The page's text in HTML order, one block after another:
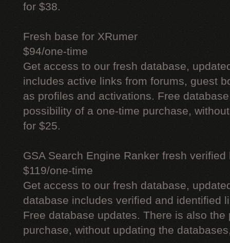
for $38.
Fresh base for XRumer
$94/one-time
Get access to our fresh database,
includes active links from forums, guest
as profiles and activations. Free
possibility of a one-time purchase,
for $25.
GSA Search Engine Ranker fresh verified
$119/one-time
Get access to our fresh database,
database includes verified and identified
Free database updates. There is also
purchase, without updating the